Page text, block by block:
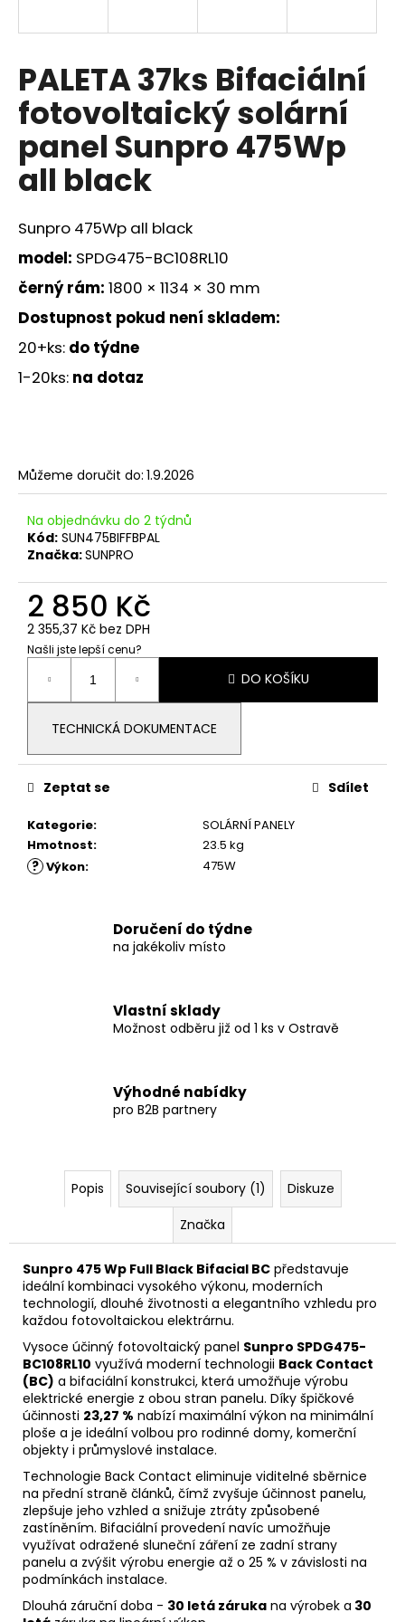
PALETA 37ks Bifaciální
fotovoltaický solární
panel Sunpro 475Wp
all black
Sunpro 475Wp all black
model: SPDG475-BC108RL10
černý rám: 1800 × 1134 × 30 mm
Dostupnost pokud není skladem:
20+ks: do týdne
1-20ks: na dotaz
Můžeme doručit do: 1.9.2026
Na objednávku do 2 týdnů
Kód: SUN475BIFFBPAL
Značka:SUNPRO
2 850 Kč
2 355,37 Kč bez DPH
Našli jste lepší cenu?
Měrná
cena:
DO KOŠÍKU
TECHNICKÁ DOKUMENTACE
Kategorie:
SOLÁRNÍ PANELY
Hmotnost: 23.5 kg
? Výkon: 475W
Zeptat se Sdílet
Doručení do týdne
na jakékoliv místo
Vlastní sklady
Možnost odběru již od 1 ks v Ostravě
Výhodné nabídky
pro B2B partnery
Popis Související soubory (1)
Diskuze
Značka
Sunpro 475 Wp Full Black Bifacial BC představuje
ideální kombinaci vysokého výkonu, moderních
technologií, dlouhé životnosti a elegantního vzhledu pro
každou fotovoltaickou elektrárnu.
Vysoce účinný fotovoltaický panel Sunpro SPDG475-
BC108RL10 využívá moderní technologii Back Contact
(BC) a bifaciální konstrukci, která umožňuje výrobu
elektrické energie z obou stran panelu. Díky špičkové
účinnosti 23,27 % nabízí maximální výkon na minimální
ploše a je ideální volbou pro rodinné domy, komerční
objekty i průmyslové instalace.
Technologie Back Contact eliminuje viditelné sběrnice
na přední straně článků, čímž zvyšuje účinnost panelu,
zlepšuje jeho vzhled a snižuje ztráty způsobené
zastíněním. Bifaciální provedení navíc umožňuje
využívat odražené sluneční záření ze zadní strany
panelu a zvýšit výrobu energie až o 25 % v závislosti na
podmínkách instalace.
Dlouhá záruční doba - 30 letá záruka na výrobek a 30
í
t
?
D
o
p
o
r
u
e
m
STŘEDOVÁ
ČERNÁ
7,50
Kč